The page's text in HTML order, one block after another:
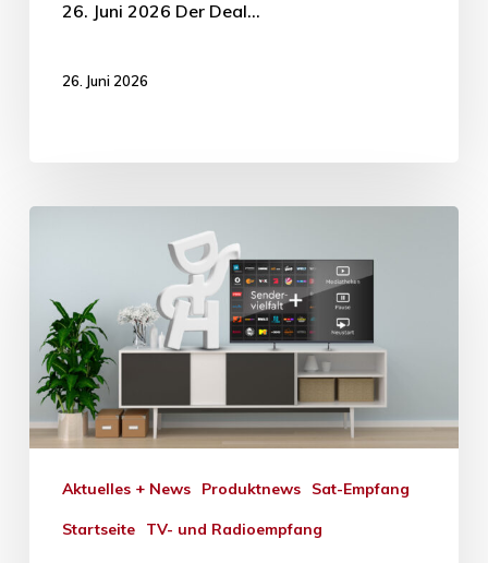
26. Juni 2026 Der Deal…
26. Juni 2026
Aktuelles + News Produktnews Sat-Empfang
Startseite TV- und Radioempfang